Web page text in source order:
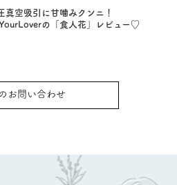
真空吸引に甘噛みクンニ！
の「食人花」レビュー♡
お問い合わせ